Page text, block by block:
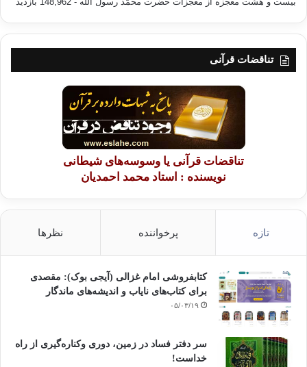
تناقضات قرآنی
تناقضات قرآنی یا وسوسه‌های شیطانی
نویسنده : استاد محمد احمدیان
تازه پرخواننده نظرها
کتابفروشی امام غزالی (آیجی بوک): مقصدی
برای کتاب‌های نایاب و اندیشه‌های ماندگار
۰۵/۰۳/۱۹
سر دفتر فساد در زمین‌، دوری وکناره‌گیری از راه
خداست‌!